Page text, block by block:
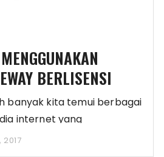
BERLISENSI
banyak kita temui berbagai
internet yang
2017